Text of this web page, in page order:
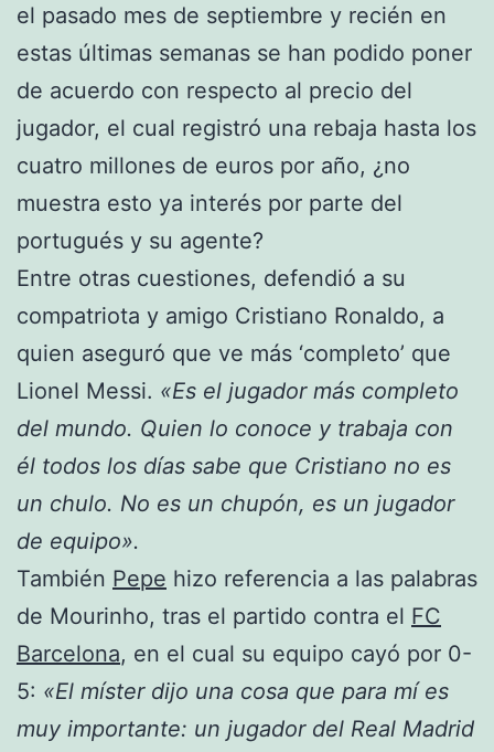
el pasado mes de septiembre y recién en
estas últimas semanas se han podido poner
de acuerdo con respecto al precio del
jugador, el cual registró una rebaja hasta los
cuatro millones de euros por año, ¿no
muestra esto ya interés por parte del
portugués y su agente?
Entre otras cuestiones, defendió a su
compatriota y amigo Cristiano Ronaldo, a
quien aseguró que ve más ‘completo’ que
Lionel Messi. «Es el jugador más completo
del mundo. Quien lo conoce y trabaja con
él todos los días sabe que Cristiano no es
un chulo. No es un chupón, es un jugador
de equipo».
También Pepe hizo referencia a las palabras
de Mourinho, tras el partido contra el FC
Barcelona, en el cual su equipo cayó por 0-
5: «El míster dijo una cosa que para mí es
muy importante: un jugador del Real Madrid